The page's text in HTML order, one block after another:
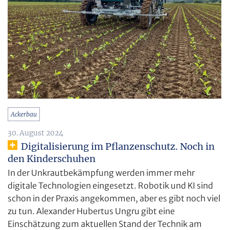
Ackerbau
30. August 2024
Digitalisierung im Pflanzenschutz. Noch in
den Kinderschuhen
In der Unkrautbekämpfung werden immer mehr
digitale Technologien eingesetzt. Robotik und KI sind
schon in der Praxis angekommen, aber es gibt noch viel
zu tun. Alexander Hubertus Ungru gibt eine
Einschätzung zum aktuellen Stand der Technik am